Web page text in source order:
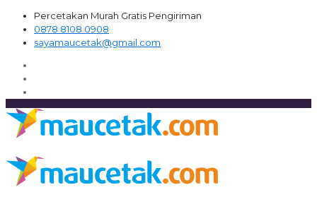
Percetakan Murah Gratis Pengiriman
0878 8108 0908
sayamaucetak@gmail.com